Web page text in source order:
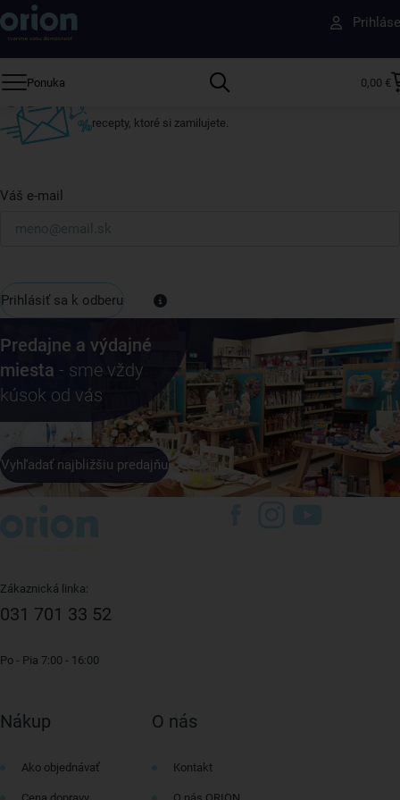
Ponuka 0,00 €
ktokoľvek iný
Prihláste sa k odberu nášho newslettera.
recepty, ktoré si zamilujete.
Váš e-mail
Prihlásiť sa k odberu
Predajne a výdajné
miesta - sme vždy
kúsok od vás
Vyhľadať najbližšiu predajňu
Zákaznická linka:
031 701 33 52
Po - Pia 7:00 - 16:00
Nákup
Ako objednávať
O nás
Kontakt